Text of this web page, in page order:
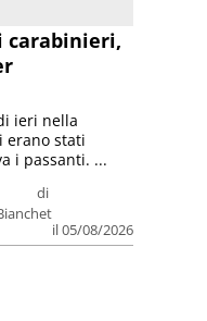
carabinieri,
di
il 05/08/2026
ieri nella
erano stati
i passanti. ...